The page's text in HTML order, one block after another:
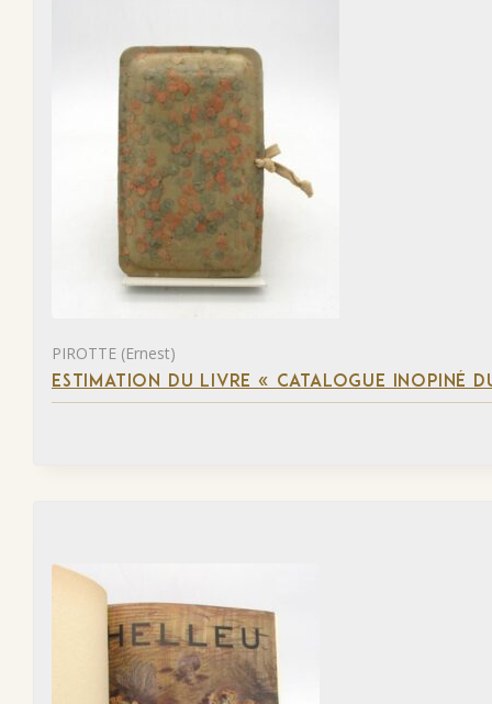
PIROTTE (Ernest)
ESTIMATION DU LIVRE « CATALOGUE INOPINÉ